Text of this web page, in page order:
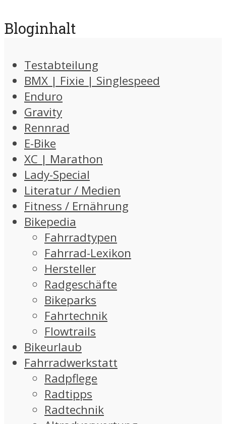
Bloginhalt
Testabteilung
BMX | Fixie | Singlespeed
Enduro
Gravity
Rennrad
E-Bike
XC | Marathon
Lady-Special
Literatur / Medien
Fitness / Ernährung
Bikepedia
Fahrradtypen
Fahrrad-Lexikon
Hersteller
Radgeschäfte
Bikeparks
Fahrtechnik
Flowtrails
Bikeurlaub
Fahrradwerkstatt
Radpflege
Radtipps
Radtechnik